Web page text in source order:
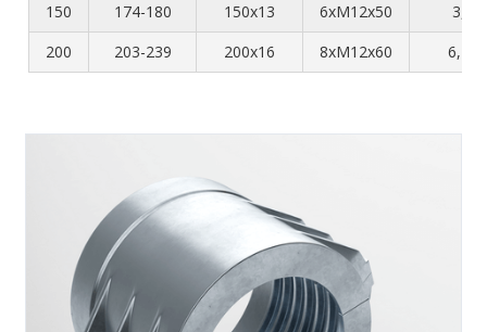
150
174-180 150x13 6xM12x50
3,3
200
203-239 200x16 8xM12x60 6,75